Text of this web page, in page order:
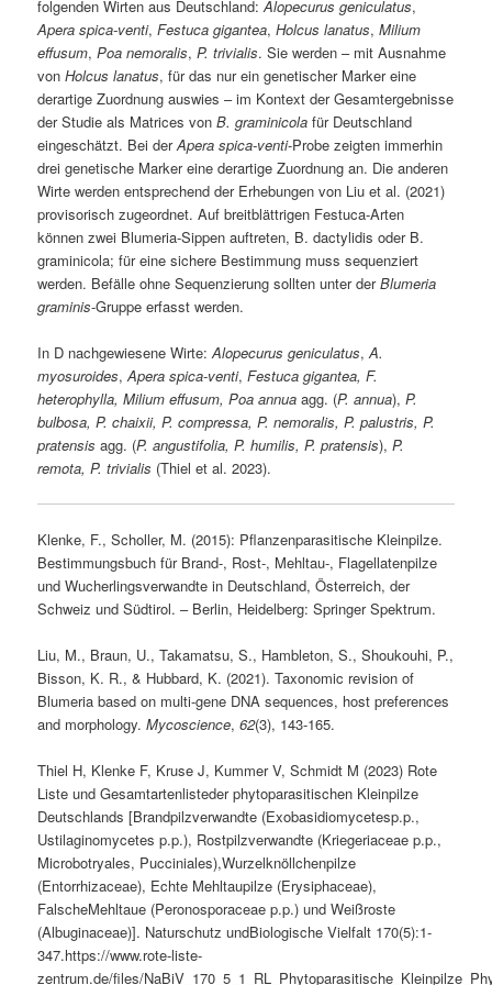
folgenden Wirten aus Deutschland:Alopecurus geniculatus,
Apera spica-venti,Festuca gigantea,Holcus lanatus,Milium
effusum,Poa nemoralis,P. trivialis. Sie werden – mit Ausnahme
vonHolcus lanatus, für das nur ein genetischer Marker eine
derartige Zuordnung auswies – im Kontext der Gesamtergebnisse
der Studie als Matrices vonB. graminicola für Deutschland
eingeschätzt. Bei derApera spica-venti-Probe zeigten immerhin
drei genetische Marker eine derartige Zuordnung an. Die anderen
Wirte werden entsprechend der Erhebungen von Liu et al. (2021)
provisorisch zugeordnet. Auf breitblättrigen Festuca-Arten
können zwei Blumeria-Sippen auftreten, B. dactylidis oder B.
graminicola; für eine sichere Bestimmung muss sequenziert
werden. Befälle ohne Sequenzierung sollten unter derBlumeria
graminis-Gruppe erfasst werden.
In D nachgewiesene Wirte:Alopecurus geniculatus,A.
myosuroides,Apera spica-venti,Festuca gigantea, F.
heterophylla, Milium effusum, Poa annua agg. (P. annua),P.
bulbosa, P. chaixii, P. compressa, P. nemoralis, P. palustris, P.
pratensisagg. (P. angustifolia, P. humilis, P. pratensis),P.
remota, P. trivialis (Thiel et al. 2023).
Klenke, F., Scholler, M. (2015): Pflanzenparasitische Kleinpilze.
Bestimmungsbuch für Brand-, Rost-, Mehltau-, Flagellatenpilze
und Wucherlingsverwandte in Deutschland, Österreich, der
Schweiz und Südtirol. – Berlin, Heidelberg: Springer Spektrum.
Liu, M., Braun, U., Takamatsu, S., Hambleton, S., Shoukouhi, P.,
Bisson, K. R., & Hubbard, K. (2021). Taxonomic revision of
Blumeria based on multi-gene DNA sequences, host preferences
and morphology.Mycoscience,62(3), 143-165.
Thiel H, Klenke F, Kruse J, Kummer V, Schmidt M (2023) Rote
Liste und Gesamtartenlisteder phytoparasitischen Kleinpilze
Deutschlands [Brandpilzverwandte (Exobasidiomycetesp.p.,
Ustilaginomycetes p.p.), Rostpilzverwandte (Kriegeriaceae p.p.,
Microbotryales, Pucciniales),Wurzelknöllchenpilze
(Entorrhizaceae), Echte Mehltaupilze (Erysiphaceae),
FalscheMehltaue (Peronosporaceae p.p.) und Weißroste
(Albuginaceae)]. Naturschutz undBiologische Vielfalt 170(5):1-
347.https://www.rote-liste-
zentrum.de/files/